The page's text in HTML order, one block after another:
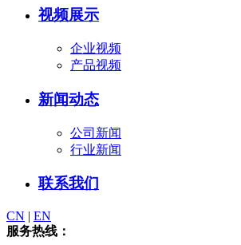
视频展示
企业视频
产品视频
新闻动态
公司新闻
行业新闻
联系我们
CN | EN
服务热线：